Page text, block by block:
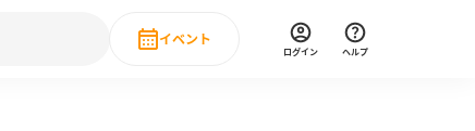
イベント
ログイン ヘルプ